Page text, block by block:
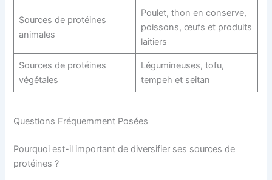
Sources de protéines
animales
Poulet, thon en conserve,
poissons, œufs et produits
laitiers
Sources de protéines
végétales
Légumineuses, tofu,
tempeh et seitan
Questions Fréquemment Posées
Pourquoi est-il important de diversifier ses sources de
protéines ?